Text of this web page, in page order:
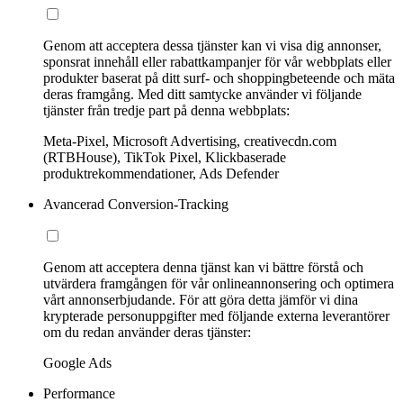
Genom att acceptera dessa tjänster kan vi visa dig annonser,
sponsrat innehåll eller rabattkampanjer för vår webbplats eller
produkter baserat på ditt surf- och shoppingbeteende och mäta
deras framgång. Med ditt samtycke använder vi följande
tjänster från tredje part på denna webbplats:
Meta-Pixel, Microsoft Advertising, creativecdn.com
(RTBHouse), TikTok Pixel, Klickbaserade
produktrekommendationer, Ads Defender
Avancerad Conversion-Tracking
Genom att acceptera denna tjänst kan vi bättre förstå och
utvärdera framgången för vår onlineannonsering och optimera
vårt annonserbjudande. För att göra detta jämför vi dina
krypterade personuppgifter med följande externa leverantörer
om du redan använder deras tjänster:
Google Ads
Performance